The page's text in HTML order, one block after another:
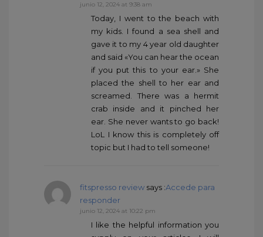
junio 12, 2024 at 9:38 am
Today, I went to the beach with
my kids. I found a sea shell and
gave it to my 4 year old daughter
and said «You can hear the ocean
if you put this to your ear.» She
placed the shell to her ear and
screamed. There was a hermit
crab inside and it pinched her
ear. She never wants to go back!
LoL I know this is completely off
topic but I had to tell someone!
fitspresso review says :Accede para
responder
junio 12, 2024 at 10:22 pm
I like the helpful information you